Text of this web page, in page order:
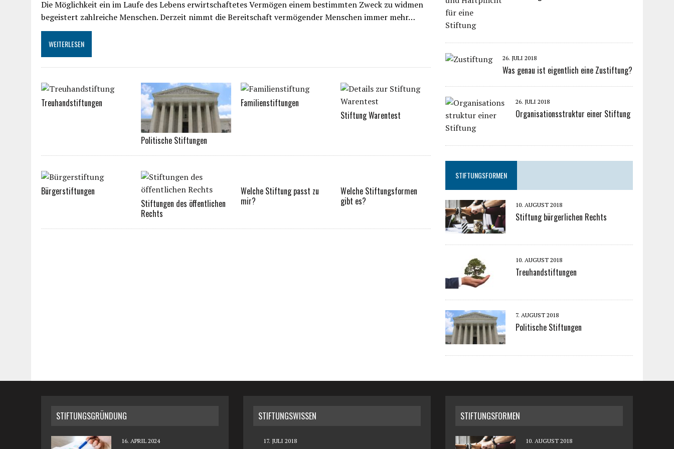
Die Möglichkeit ein im Laufe des Lebens erwirtschaftetes Vermögen einem bestimmten Zweck zu widmen
begeistert zahlreiche Menschen. Derzeit nimmt die Bereitschaft vermögender Menschen immer mehr…
WEITERLESEN
Treuhandstiftungen
Politische Stiftungen
Familienstiftungen
Stiftung Warentest
Bürgerstiftungen
Stiftungen des öffentlichen
Rechts
Welche Stiftung passt zu
mir?
Welche Stiftungsformen
gibt es?
26. JULI 2018
Was genau ist eigentlich eine Zustiftung?
26. JULI 2018
Organisationsstruktur einer Stiftung
STIFTUNGSFORMEN
10. AUGUST 2018
Stiftung bürgerlichen Rechts
10. AUGUST 2018
Treuhandstiftungen
7. AUGUST 2018
Politische Stiftungen
STIFTUNGSGRÜNDUNG
16. APRIL 2024
STIFTUNGSWISSEN
17. JULI 2018
STIFTUNGSFORMEN
10. AUGUST 2018